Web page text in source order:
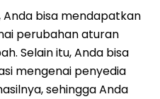
bisa mendapatkan
perubahan aturan
Selain itu, Anda bisa
mengenai penyedia
sehingga Anda